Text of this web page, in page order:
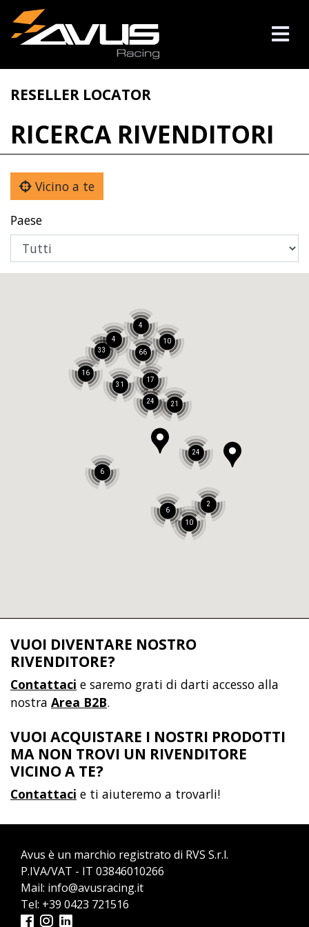
RESELLER LOCATOR
RICERCA RIVENDITORI
Vicino a te
Paese
66
24
31
24
16
21
6
17
33
4
10
2
10
6
4
VUOI DIVENTARE NOSTRO
RIVENDITORE?
Contattaci e saremo grati di darti accesso alla
nostra Area B2B.
VUOI ACQUISTARE I NOSTRI PRODOTTI
MA NON TROVI UN RIVENDITORE
VICINO A TE?
Contattaci e ti aiuteremo a trovarli!
Avus è un marchio registrato di RVS S.r.l.
P.IVA/VAT - IT 03846010266
Mail: info@avusracing.it
Tel: +39 0423 721516